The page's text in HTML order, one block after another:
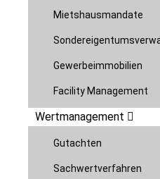
Mietshausmandate
Gewerbeimmobilien
Facility Management
Wertmanagement
Gutachten
Sachwertverfahren